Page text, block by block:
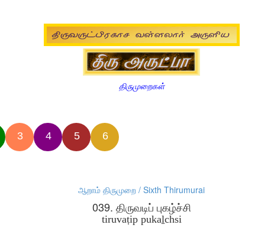
திருமுறைகள்
3 4 5 6
ஆறாம் திருமுறை / Sixth Thirumurai
039. திருவடிப் புகழ்ச்சி
tiruvaṭip pukaḻchsi